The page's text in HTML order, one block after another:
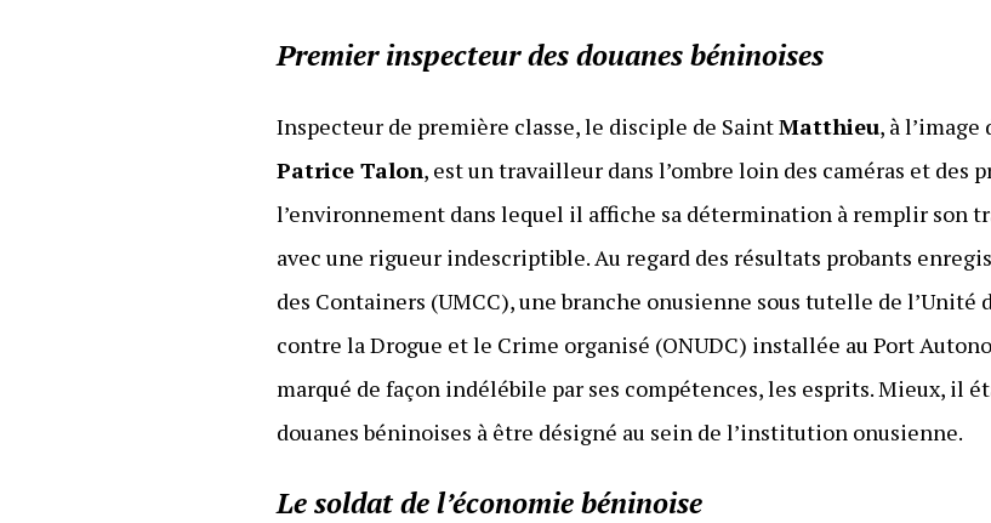
Premier inspecteur des douanes béninoises
Inspecteur de première classe, le disciple de SaintMatthieu, à
Patrice Talon, est un travailleur dans l’ombre loin des caméras et des
l’environnement dans lequel il affiche sa détermination à remplir son
avec une rigueur indescriptible. Au regard des résultats probants
des Containers (UMCC), une branche onusienne sous tutelle de l’Unité
contre la Drogue et le Crime organisé (ONUDC) installée au Port
marqué de façon indélébile par ses compétences, les esprits. Mieux, il
douanes béninoises à être désigné au sein de l’institution onusienne.
Le soldat de l’économie béninoise